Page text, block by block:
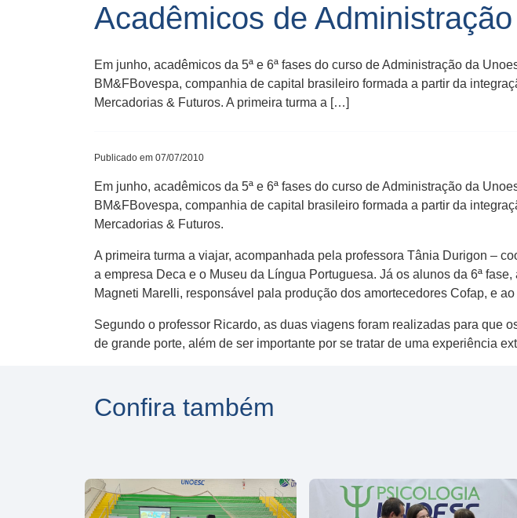
Acadêmicos de
Em junho, acadêmicos da 5ª e 6ª fases do curso de Administração da
BM&FBovespa, companhia de capital brasileiro formada a partir da
Mercadorias & Futuros. A primeira turma a […]
Publicado em 07/07/2010
Em junho, acadêmicos da 5ª e 6ª fases do curso de Administração da
BM&FBovespa, companhia de capital brasileiro formada a partir da
Mercadorias & Futuros.
A primeira turma a viajar, acompanhada pela professora Tânia Durigon –
a empresa Deca e o Museu da Língua Portuguesa. Já os alunos da 6ª
Magneti Marelli, responsável pala produção dos amortecedores Cofap, e
Segundo o professor Ricardo, as duas viagens foram realizadas para que
de grande porte, além de ser importante por se tratar de uma experiência
Confira também